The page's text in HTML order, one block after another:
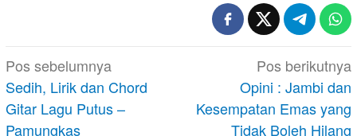
Navigasi
pos
Pos sebelumnya
Sedih, Lirik dan Chord
Gitar Lagu Putus –
Pamungkas
Pos berikutnya
Opini : Jambi dan
Kesempatan Emas yang
Tidak Boleh Hilang